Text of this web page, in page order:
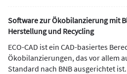
Software zur Ökobilanzierung mit
Herstellung und Recycling
ECO-CAD ist ein CAD-basiertes
Ökobilanzierungen, das vor allem
Standard nach BNB ausgerichtet